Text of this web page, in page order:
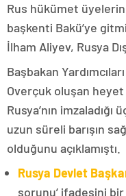
Rus hükümet
başkenti Bakü’ye
İlham Aliyev, Rusya
Başbakan
Overçuk oluşan
Rusya’nın
uzun süreli barışın
olduğunu açıklamıştı.
Rusya Devlet
sorunu’ ifadesini